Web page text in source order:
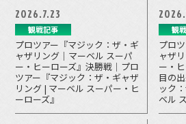
2026.7.23
観戦記事
プロツアー『マジック：ザ・ギ
ャザリング｜マーベル スーパ
ー・ヒーローズ』決勝戦｜プロ
ツアー『マジック：ザ・ギャザ
リング | マーベル スーパー・ヒ
ーローズ』
観
プロ
ャザ
ー・
目の
ック
ベル